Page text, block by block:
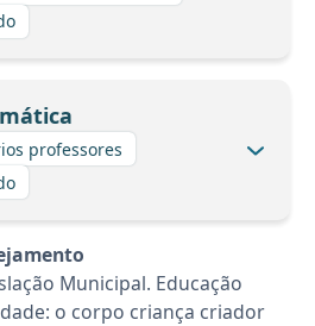
professores
Municipal. Educação
o corpo criança criador